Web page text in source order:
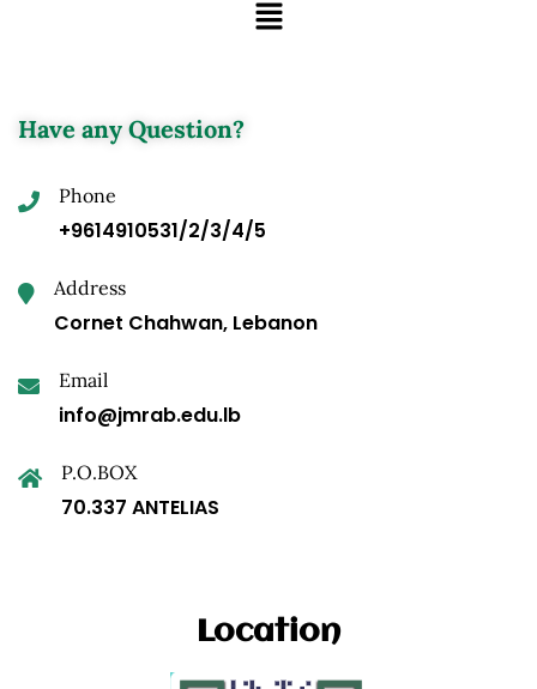
Have any Question?
Phone
+9614910531/2/3/4/5
Address
Cornet Chahwan, Lebanon
Email
info@jmrab.edu.lb
P.O.BOX
70.337 ANTELIAS
Location